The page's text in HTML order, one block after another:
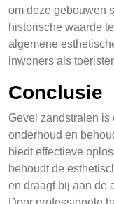
om deze gebouwen
historische waarde
algemene
inwoners als
Conclusie
Gevel zandstralen
onderhoud en
biedt effectieve
behoudt de
en draagt bij aan de